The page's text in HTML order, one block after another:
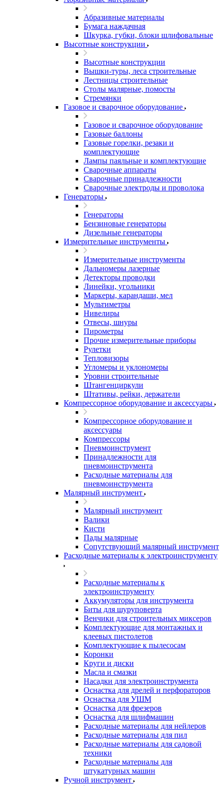
Абразивные материалы
Бумага наждачная
Шкурка, губки, блоки шлифовальные
Высотные конструкции
Высотные конструкции
Вышки-туры, леса строительные
Лестницы строительные
Столы малярные, помосты
Стремянки
Газовое и сварочное оборудование
Газовое и сварочное оборудование
Газовые баллоны
Газовые горелки, резаки и
комплектующие
Лампы паяльные и комплектующие
Сварочные аппараты
Сварочные принадлежности
Сварочные электроды и проволока
Генераторы
Генераторы
Бензиновые генераторы
Дизельные генераторы
Измерительные инструменты
Измерительные инструменты
Дальномеры лазерные
Детекторы проводки
Линейки, угольники
Маркеры, карандаши, мел
Мультиметры
Нивелиры
Отвесы, шнуры
Пирометры
Прочие измерительные приборы
Рулетки
Тепловизоры
Угломеры и уклономеры
Уровни строительные
Штангенциркули
Штативы, рейки, держатели
Компрессорное оборудование и аксессуары
Компрессорное оборудование и
аксессуары
Компрессоры
Пневмоинструмент
Принадлежности для
пневмоинструмента
Расходные материалы для
пневмоинструмента
Малярный инструмент
Малярный инструмент
Валики
Кисти
Пады малярные
Сопутствующий малярный инструмент
Расходные материалы к электроинструменту
Расходные материалы к
электроинструменту
Аккумуляторы для инструмента
Биты для шуруповерта
Венчики для строительных миксеров
Комплектующие для монтажных и
клеевых пистолетов
Комплектующие к пылесосам
Коронки
Круги и диски
Масла и смазки
Насадки для электроинструмента
Оснастка для дрелей и перфораторов
Оснастка для УШМ
Оснастка для фрезеров
Оснастка для шлифмашин
Расходные материалы для нейлеров
Расходные материалы для пил
Расходные материалы для садовой
техники
Расходные материалы для
штукатурных машин
Ручной инструмент